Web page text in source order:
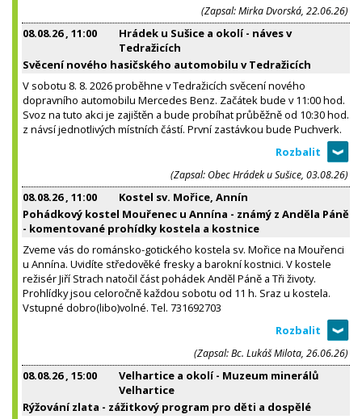
(Zapsal: Mirka Dvorská, 22.06.26)
08.08.26, 11:00
Hrádek u Sušice a okolí - náves v
Tedražicích
Svěcení nového hasičského automobilu v Tedražicích
V sobotu 8. 8. 2026 proběhne v Tedražicích svěcení nového
dopravního automobilu Mercedes Benz. Začátek bude v 11:00 hod.
Svoz na tuto akci je zajištěn a bude probíhat průběžně od 10:30 hod.
z návsí jednotlivých místních částí. První zastávkou bude Puchverk.
(Zapsal: Obec Hrádek u Sušice, 03.08.26)
08.08.26, 11:00
Kostel sv. Mořice, Annín
Pohádkový kostel Mouřenec u Annína - známý z Anděla Páně
- komentované prohídky kostela a kostnice
Zveme vás do románsko-gotického kostela sv. Mořice na Mouřenci
u Annína. Uvidíte středověké fresky a barokní kostnici. V kostele
režisér Jiří Strach natočil část pohádek Anděl Páně a Tři životy.
Prohlídky jsou celoročně každou sobotu od 11 h. Sraz u kostela.
Vstupné dobro(libo)volné. Tel. 731692703
(Zapsal: Bc. Lukáš Milota, 26.06.26)
08.08.26, 15:00
Velhartice a okolí - Muzeum minerálů
Velhartice
Rýžování zlata - zážitkový program pro děti a dospělé